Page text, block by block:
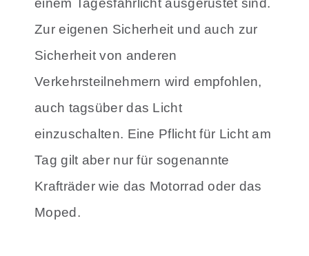
einem Tagesfahrlicht ausgerüstet sind.
Zur eigenen Sicherheit und auch zur
Sicherheit von anderen
Verkehrsteilnehmern wird empfohlen,
auch tagsüber das Licht
einzuschalten. Eine Pflicht für Licht am
Tag gilt aber nur für sogenannte
Krafträder wie das Motorrad oder das
Moped.